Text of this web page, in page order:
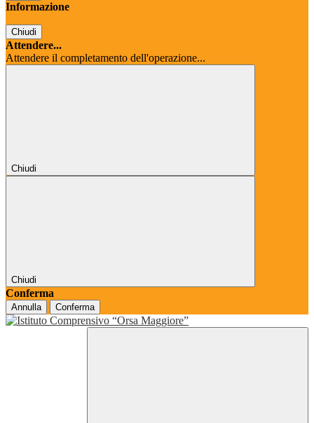
Informazione
Chiudi
Attendere...
Attendere il completamento dell'operazione...
Chiudi
Chiudi
Conferma
Annulla Conferma